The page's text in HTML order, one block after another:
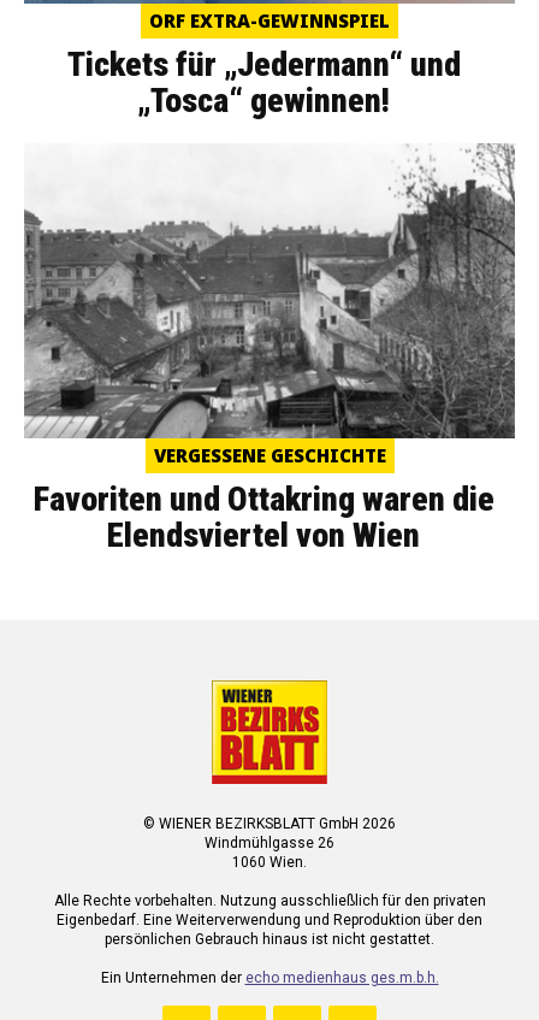
ORF EXTRA-GEWINNSPIEL
Tickets für „Jedermann“ und
„Tosca“ gewinnen!
VERGESSENE GESCHICHTE
Favoriten und Ottakring waren die
Elendsviertel von Wien
© WIENER BEZIRKSBLATT GmbH 2026
Windmühlgasse 26
1060 Wien.
Alle Rechte vorbehalten. Nutzung ausschließlich für den privaten
Eigenbedarf. Eine Weiterverwendung und Reproduktion über den
persönlichen Gebrauch hinaus ist nicht gestattet.
Ein Unternehmen der echo medienhaus ges.m.b.h.